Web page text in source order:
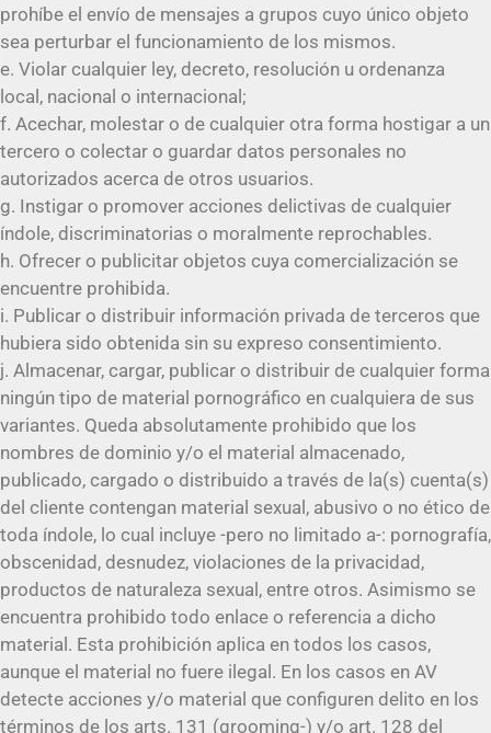
prohíbe el envío de mensajes a grupos cuyo único objeto
sea perturbar el funcionamiento de los mismos.
e. Violar cualquier ley, decreto, resolución u ordenanza
local, nacional o internacional;
f. Acechar, molestar o de cualquier otra forma hostigar a un
tercero o colectar o guardar datos personales no
autorizados acerca de otros usuarios.
g. Instigar o promover acciones delictivas de cualquier
índole, discriminatorias o moralmente reprochables.
h. Ofrecer o publicitar objetos cuya comercialización se
encuentre prohibida.
i. Publicar o distribuir información privada de terceros que
hubiera sido obtenida sin su expreso consentimiento.
j. Almacenar, cargar, publicar o distribuir de cualquier forma
ningún tipo de material pornográfico en cualquiera de sus
variantes. Queda absolutamente prohibido que los
nombres de dominio y/o el material almacenado,
publicado, cargado o distribuido a través de la(s) cuenta(s)
del cliente contengan material sexual, abusivo o no ético de
toda índole, lo cual incluye -pero no limitado a-: pornografía,
obscenidad, desnudez, violaciones de la privacidad,
productos de naturaleza sexual, entre otros. Asimismo se
encuentra prohibido todo enlace o referencia a dicho
material. Esta prohibición aplica en todos los casos,
aunque el material no fuere ilegal. En los casos en AV
detecte acciones y/o material que configuren delito en los
términos de los arts. 131 (grooming-) y/o art. 128 del